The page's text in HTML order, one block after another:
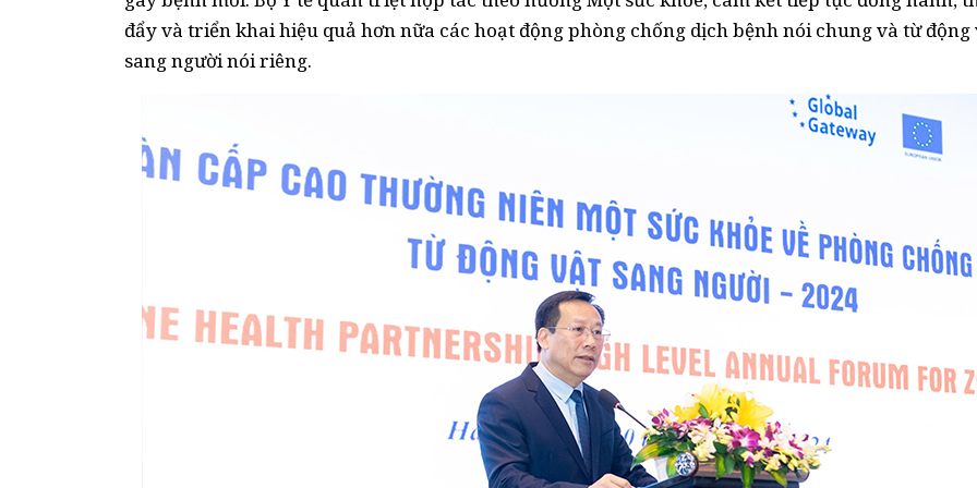
đẩy và triển khai hiệu quả hơn nữa các hoạt động phòng chống dịch bệnh nói chung và từ động
sang người nói riêng.